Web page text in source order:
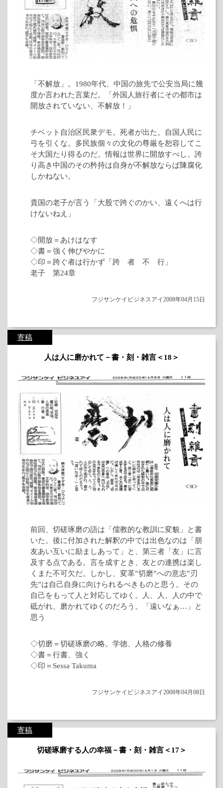
「不解放」。1980年代、中国の旅先で公安当局に幾
度か言われた言葉だ。「外国人旅行者にその都市は
開放されていない、不解放！」
チベット自治区民衆デモ。死者が出た。自国人民に
弓を引くな。多民族個々の文化の尊厳を恕容してこ
そ大国たり得るのだ。情報は世界に開放すべし。誇
り高き中国のその矜持は自身が不解放ならば陳腐化
しかねない。
貴国の老子が言う「大股で跨ぐのかい、遠くへは行
けないねえ」
◇開放＝あけはなす
◇書＝強く伸びやかに
◇印＝跨ぐ者は行かず「跨 者 不 行」
老子 第24章
フジサンケイビジネスアイ2008年04月15日
寄稿
人は人に磨かれて－書・刻・雑言＜18＞
前回、切磋琢磨の語は「儒教的な教訓に変貌」と書
いた。後に付加された解釈の中では出色なのは「朋
友あい互いに励ましあって」と、第三者「友」に言
及する点である。言を成すとき、友との連携は楽し
くまた不可欠だ。しかし、変革”切磨”への意志”刃
先”は自己自身に向けられるべきものと思う。その
自己をもって人と対応してゆく。人、人、人の中で
砥がれ、磨かれてゆくのだろう。「遠いなぁ…」と
思う
◇切磨＝切磋琢磨の略。学徳、人格の修養
◇書＝行書、強く
◇印＝Sessa Takuma
フジサンケイビジネスアイ2008年04月08日
寄稿
切磋琢磨する人の幸福－書・刻・雑言＜17＞